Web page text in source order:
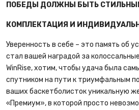
ПОБЕДЫ ДОЛЖНЫ БЫТЬ
КОМПЛЕКТАЦИЯ И
Уверенность в себе – это память об
стал вашей наградой за
WinRise, хотим, чтобы удача была
спутником на пути к триумфальным
ваших баскетболисток уникальную
«Премиум», в которой просто